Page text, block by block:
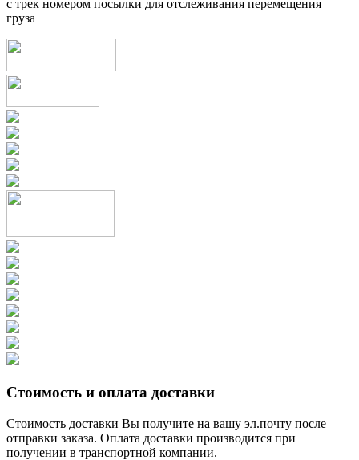
с трек номером посылки для отслеживания перемещения
груза
Стоимость и оплата доставки
Стоимость доставки Вы получите на вашу эл.почту после
отправки заказа. Оплата доставки производится при
получении в транспортной компании.